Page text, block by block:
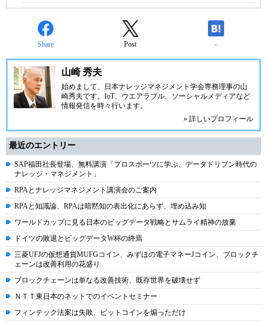
Share Post -
山崎 秀夫
始めまして、日本ナレッジマネジメント学会専務理事の山
崎秀夫です。IoT、ウエアラブル、ソーシャルメディアなど
情報発信を時々行います。
» 詳しいプロフィール
最近のエントリー
SAP福田社長登場、無料講演「プロスポーツに学ぶ、データドリブン時代の
ナレッジ・マネジメント」
RPAとナレッジマネジメント講演会のご案内
RPAと知識論、RPAは暗黙知の表出化にあらず、埋め込み知
ワールドカップに見る日本のビッグデータ戦略とサムライ精神の放棄
ドイツの敗退とビッグデータW杯の終焉
三菱UFJの仮想通貨MUFGコイン、みずほの電子マネーJコイン、ブロックチ
ェーンは改善利用の花盛り
ブロックチェーンは単なる改善技術、既存世界を破壊せず
ＮＴＴ東日本のネットでのイベントセミナー
フィンテック法案は失敗、ビットコインを煽っただけ